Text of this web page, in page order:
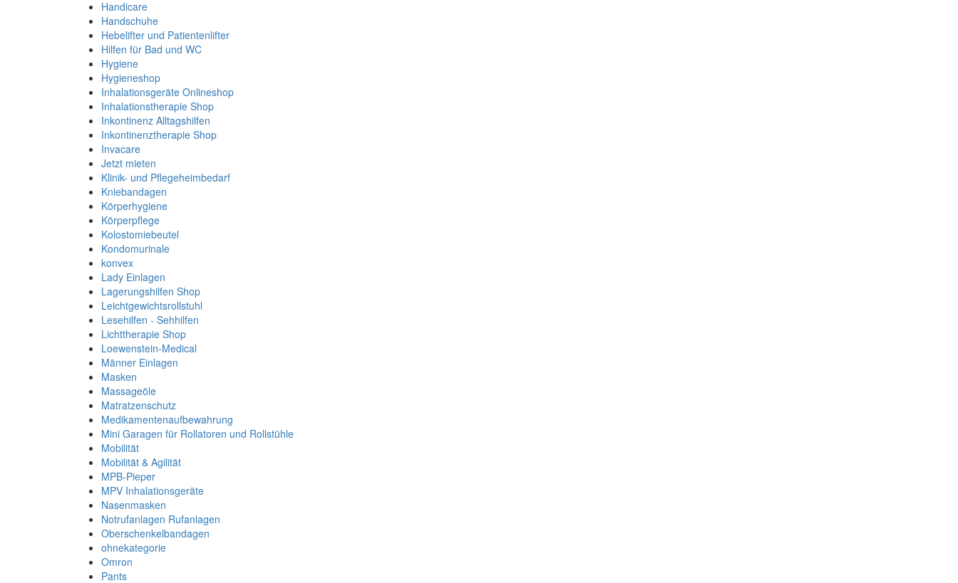
Handicare
Handschuhe
Hebelifter und Patientenlifter
Hilfen für Bad und WC
Hygiene
Hygieneshop
Inhalationsgeräte Onlineshop
Inhalationstherapie Shop
Inkontinenz Alltagshilfen
Inkontinenztherapie Shop
Invacare
Jetzt mieten
Klinik- und Pflegeheimbedarf
Kniebandagen
Körperhygiene
Körperpflege
Kolostomiebeutel
Kondomurinale
konvex
Lady Einlagen
Lagerungshilfen Shop
Leichtgewichtsrollstuhl
Lesehilfen - Sehhilfen
Lichttherapie Shop
Loewenstein-Medical
Männer Einlagen
Masken
Massageöle
Matratzenschutz
Medikamentenaufbewahrung
Mini Garagen für Rollatoren und Rollstühle
Mobilität
Mobilität & Agilität
MPB-Pieper
MPV Inhalationsgeräte
Nasenmasken
Notrufanlagen Rufanlagen
Oberschenkelbandagen
ohnekategorie
Omron
Pants